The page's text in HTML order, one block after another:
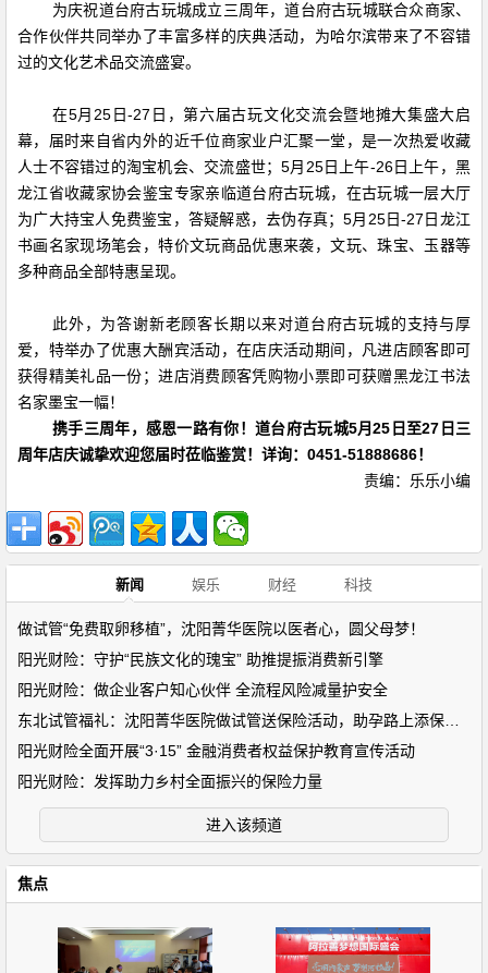
为庆祝道台府古玩城成立三周年，道台府古玩城联合众商家、
合作伙伴共同举办了丰富多样的庆典活动，为哈尔滨带来了不容错
过的文化艺术品交流盛宴。
在5月25日-27日，第六届古玩文化交流会暨地摊大集盛大启
幕，届时来自省内外的近千位商家业户汇聚一堂，是一次热爱收藏
人士不容错过的淘宝机会、交流盛世；5月25日上午-26日上午，黑
龙江省收藏家协会鉴宝专家亲临道台府古玩城，在古玩城一层大厅
为广大持宝人免费鉴宝，答疑解惑，去伪存真；5月25日-27日龙江
书画名家现场笔会，特价文玩商品优惠来袭，文玩、珠宝、玉器等
多种商品全部特惠呈现。
此外，为答谢新老顾客长期以来对道台府古玩城的支持与厚
爱，特举办了优惠大酬宾活动，在店庆活动期间，凡进店顾客即可
获得精美礼品一份；进店消费顾客凭购物小票即可获赠黑龙江书法
名家墨宝一幅！
携手三周年，感恩一路有你！道台府古玩城5月25日至27日三
周年店庆诚挚欢迎您届时莅临鉴赏！ 详询：0451-51888686！
责编：乐乐小编
新闻 娱乐 财经 科技
做试管“免费取卵移植”，沈阳菁华医院以医者心，圆父母梦！
阳光财险：守护“民族文化的瑰宝” 助推提振消费新引擎
阳光财险：做企业客户知心伙伴 全流程风险减量护安全
阳光财险全面开展“3·15” 金融消费者权益保护教育宣传活动
阳光财险：发挥助力乡村全面振兴的保险力量
进入该频道
焦点